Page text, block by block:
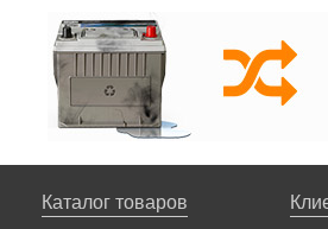
Каталог товаров